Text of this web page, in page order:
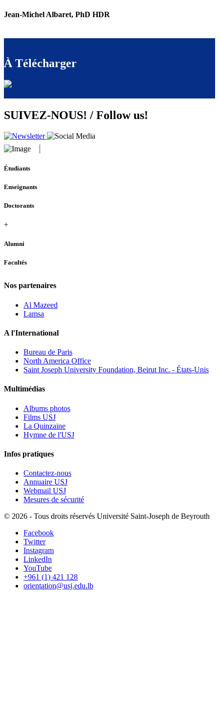
Jean-Michel Albaret, PhD HDR
À Télécharger
SUIVEZ-NOUS! / Follow us!
Étudiants
Enseignants
Doctorants
+
Alumni
Facultés
Nos partenaires
Al Mazeed
Lamsa
A l'International
Bureau de Paris
North America Office
Saint Joseph University Foundation, Beirut Inc. - États-Unis
Multimédias
Albums photos
Films USJ
La Quinzaine
Hymne de l'USJ
Infos pratiques
Contactez-nous
Annuaire USJ
Webmail USJ
Mesures de sécurité
© 2026 - Tous droits réservés Université Saint-Joseph de Beyrouth
Facebook
Twitter
Instagram
LinkedIn
YouTube
+961 (1) 421 128
orientation@usj.edu.lb